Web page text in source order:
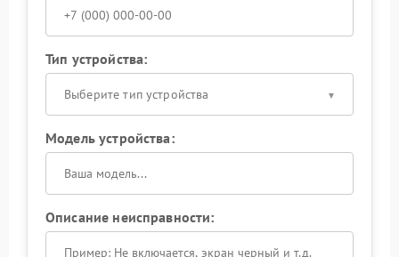
Тип устройства:
Выберите тип устройства
Модель устройства:
Описание неисправности: